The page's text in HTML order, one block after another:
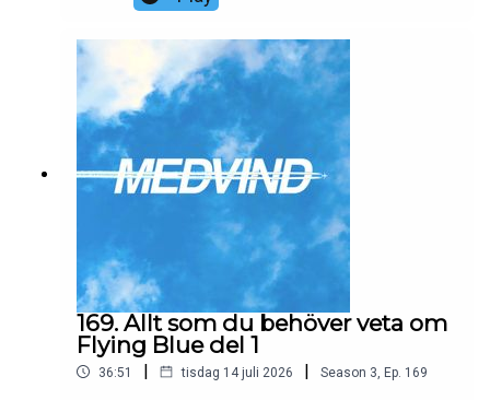
ni behöver veta om programmet, samt huruvida
inte.
169. Allt som du behöver veta om
Flying Blue del 1
36:51 | tisdag 14 juli 2026 | Season 3, Ep. 169